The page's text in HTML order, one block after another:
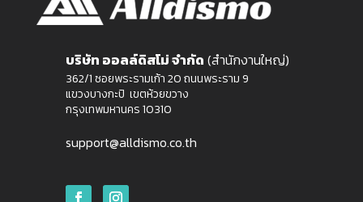
บริษัท ออลล์ดิสโม่ จำกัด (สำนักงานใหญ่)
362/1 ซอยพระรามเก้า 20 ถนนพระราม 9
แขวงบางกะปิ เขตห้วยขวาง
กรุงเทพมหานคร 10310
support@alldismo.co.th